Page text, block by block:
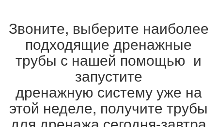
Звоните, выберите наиболее
подходящие дренажные
трубы с нашей помощью и
запустите
дренажную систему уже на
этой неделе, получите трубы